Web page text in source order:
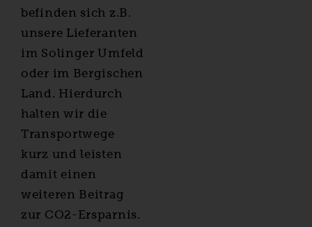
befinden sich z.B.
unsere Lieferanten
im Solinger Umfeld
oder im Bergischen
Land. Hierdurch
halten wir die
Transportwege
kurz und leisten
damit einen
weiteren Beitrag
zur CO2-Ersparnis.